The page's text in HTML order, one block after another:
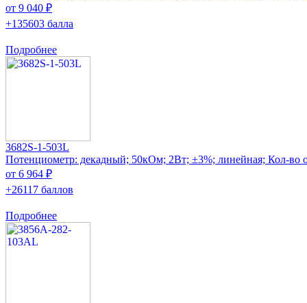
от 9 040 ₽
+135603 балла
Подробнее
3682S-1-503L
Потенциометр: декадный; 50кОм; 2Вт; ±3%; линейная; Кол-во
от 6 964 ₽
+26117 баллов
Подробнее